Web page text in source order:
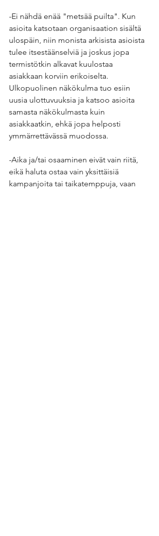
-Ei nähdä enää "metsää puilta". Kun
asioita katsotaan organisaation sisältä
ulospäin, niin monista arkisista asioista
tulee itsestäänselviä ja joskus jopa
termistötkin alkavat kuulostaa
asiakkaan korviin erikoiselta.
Ulkopuolinen näkökulma tuo esiin
uusia ulottuvuuksia ja katsoo asioita
samasta näkökulmasta kuin
asiakkaatkin, ehkä jopa helposti
ymmärrettävässä muodossa.
-Aika ja/tai osaaminen eivät vain riitä,
eikä haluta ostaa vain yksittäisiä
kampanjoita tai taikatemppuja, vaan